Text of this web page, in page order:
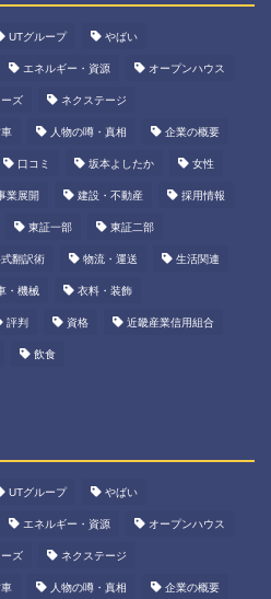
UTグループ やばい
エネルギー・資源 オープンハウス
ズ ネクステージ
人物の噂・真相 企業の概要
口コミ 坂本よしたか 女性
業展開 建設・不動産 採用情報
東証一部 東証二部
翻訳術 物流・運送 生活関連
・機械 衣料・装飾
評判 資格 近畿産業信用組合
飲食
UTグループ やばい
エネルギー・資源 オープンハウス
ズ ネクステージ
人物の噂・真相 企業の概要